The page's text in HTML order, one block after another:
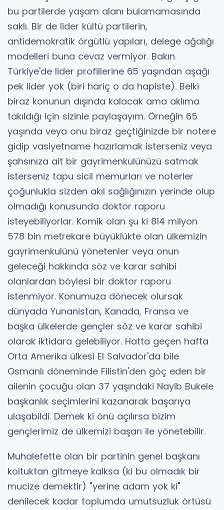
bu partilerde yaşam alanı bulamamasında
saklı. Bir de lider kültü partilerin,
antidemokratik örgütlü yapıları, delege ağalığı
modelleri buna cevaz vermiyor. Bakın
Türkiye'de lider profillerine 65 yaşından aşağı
pek lider yok (biri hariç o da hapiste). Belki
biraz konunun dışında kalacak ama aklıma
takıldığı için sizinle paylaşayım. Örneğin 65
yaşında veya onu biraz geçtiğinizde bir notere
gidip vasiyetname hazırlamak isterseniz veya
şahsınıza ait bir gayrimenkulünüzü satmak
isterseniz tapu sicil memurları ve noterler
çoğunlukla sizden akıl sağlığınızın yerinde olup
olmadığı konusunda doktor raporu
isteyebiliyorlar. Komik olan şu ki 814 milyon
578 bin metrekare büyüklükte olan ülkemizin
gayrimenkulünü yönetenler veya onun
geleceği hakkında söz ve karar sahibi
olanlardan böylesi bir doktor raporu
istenmiyor. Konumuza dönecek olursak
dünyada Yunanistan, Kanada, Fransa ve
başka ülkelerde gençler söz ve karar sahibi
olarak iktidara gelebiliyor. Hatta geçen hafta
Orta Amerika ülkesi El Salvador'da bile
Osmanlı döneminde Filistin'den göç eden bir
ailenin çocuğu olan 37 yaşındaki Nayib Bukele
başkanlık seçimlerini kazanarak başarıya
ulaşabildi. Demek ki önü açılırsa bizim
gençlerimiz de ülkemizi başarı ile yönetebilir.
Muhalefette olan bir partinin genel başkanı
koltuktan gitmeye kalksa (ki bu olmadık bir
mucize demektir) "yerine adam yok ki"
denilecek kadar toplumda umutsuzluk örtüsü